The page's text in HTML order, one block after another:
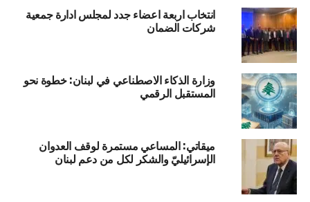
انه جدول عادي لحكومة عادية بحيث اعتبرت هذه المصادر ان ما
قامت به هذه الحكومة تجاوز للدستور والقانون ولكل الاعراف
المعمول بها .
مزيد من الوقت
يعتبر رئيس الهيئات الاقتصادية الوزير محمد شقير ان اعادة احياء
الوسط التجاري يلزمه الكثير من الوقت لتعود المطاعم الى
ساحة النجمة لان المستثمر يخاف على امواله قبل التأكد من
عودة الامور الى طبيعتها في هذه المنطقة
انتخاب اربعة اعضاء جدد لمجلس ادارة جمعية
شركات الضمان
وزارة الذكاء الاصطناعي في لبنان: خطوة نحو
المستقبل الرقمي
ميقاتي: المساعي مستمرة لوقف العدوان
الإسرائيليّ والشكر لكل من دعم لبنان